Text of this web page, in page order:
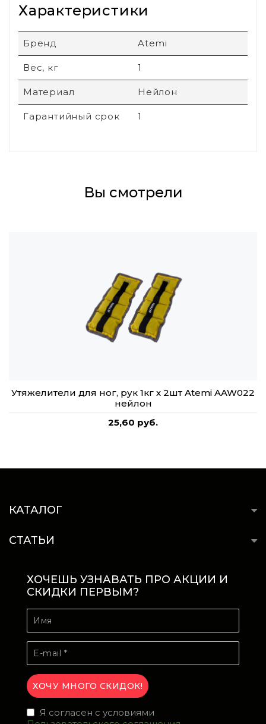
Характеристики
Бренд Atemi
Вес, кг 1
Материал Нейлон
Гарантийный срок 1
Вы смотрели
Утяжелители для ног, рук 1кг х 2шт Atemi AAW022
нейлон
25,60 руб.
КАТАЛОГ
СТАТЬИ
ХОЧЕШЬ УЗНАВАТЬ ПРО АКЦИИ И
СКИДКИ ПЕРВЫМ?
Я согласен с условиями